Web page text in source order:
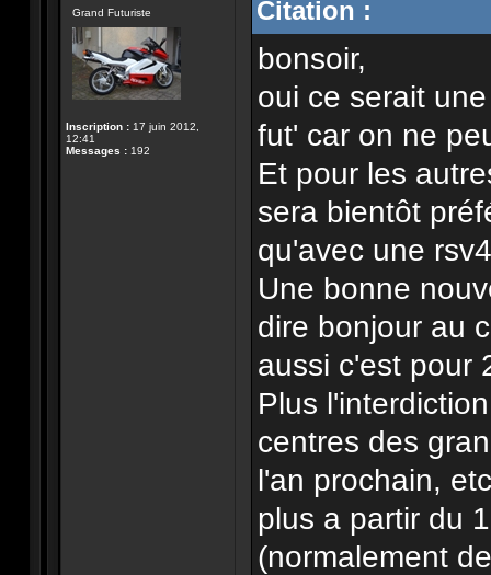
Grand Futuriste
Inscription : 17 juin 2012,
12:41
Messages : 192
Citation :
bonsoir,
oui ce serait
fut' car on ne
Et pour les
sera bientôt
qu'avec une
Une bonne
dire bonjour au
aussi c'est pour
Plus
centres des
l'an prochain,
plus a partir du
(normalement